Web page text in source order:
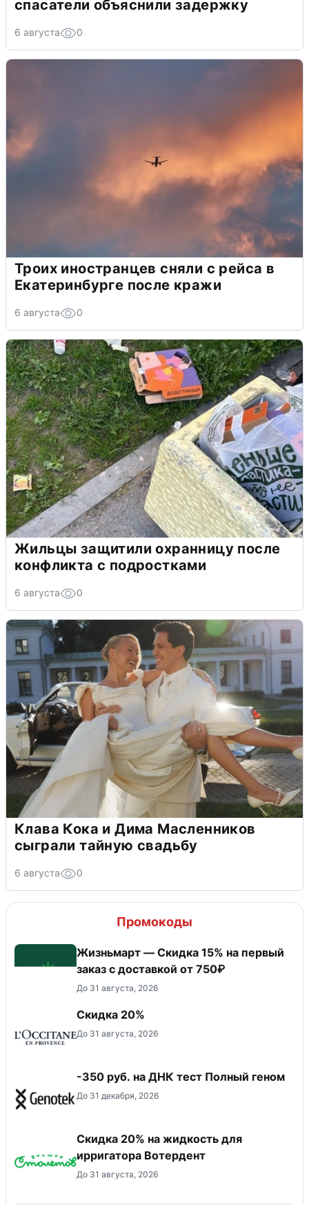
спасатели объяснили задержку
6 августа 0
Троих иностранцев сняли с рейса в
Екатеринбурге после кражи
6 августа 0
Жильцы защитили охранницу после
конфликта с подростками
6 августа 0
Клава Кока и Дима Масленников
сыграли тайную свадьбу
6 августа 0
Промокоды
Жизньмарт — Скидка 15% на первый
заказ с доставкой от 750₽
До 31 августа, 2026
Скидка 20%
До 31 августа, 2026
-350 руб. на ДНК тест Полный геном
До 31 декабря, 2026
Скидка 20% на жидкость для
ирригатора Вотердент
До 31 августа, 2026